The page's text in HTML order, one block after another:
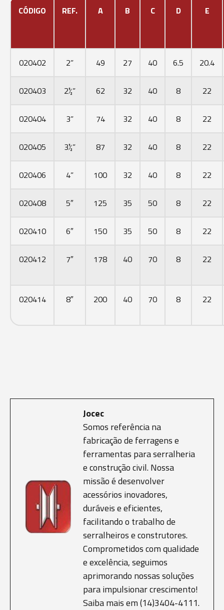
CÓDIGO REF. A B C D E
020402 2” 49 27 40 6.5 20.4
020403 2½” 62 32 40 8 22
020404 3” 74 32 40 8 22
020405 3½” 87 32 40 8 22
020406 4” 100 32 40 8 22
020408 5″ 125 35 50 8 22
020410 6″ 150 35 50 8 22
020412 7″ 178 40 70 8 22
020414 8″ 200 40 70 8 22
Jocec
Somos referência na
fabricação de ferragens e
ferramentas para serralheria
e construção civil. Nossa
missão é desenvolver
acessórios inovadores,
duráveis e eficientes,
facilitando o trabalho de
serralheiros e construtores.
Comprometidos com qualidade
e excelência, seguimos
aprimorando nossas soluções
para impulsionar crescimento!
Saiba mais em (14)3404-4111.